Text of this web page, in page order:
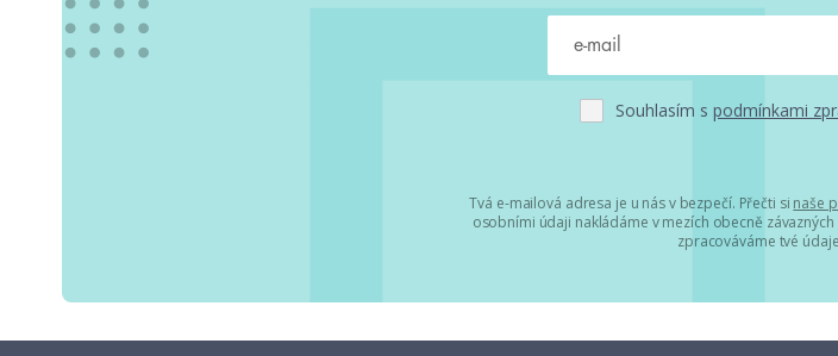
Souhlasím s podmínkami
Tvá e-mailová adresa je u nás v bezpečí. Přečti si naše
osobními údaji nakládáme v mezích obecně
zpracováváme tvé